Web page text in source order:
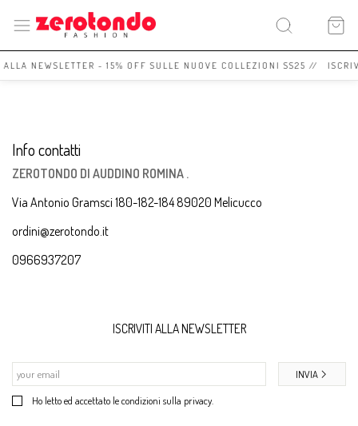
NEWSLETTER - 15% OFF SULLE NUOVE COLLEZIONI SS25 //
Info contatti
ZEROTONDO DI AUDDINO ROMINA .
Via Antonio Gramsci 180-182-184 89020 Melicucco
ordini@zerotondo.it
0966937207
ISCRIVITI ALLA NEWSLETTER
Ho letto ed accettato le condizioni sulla privacy.
INVIA